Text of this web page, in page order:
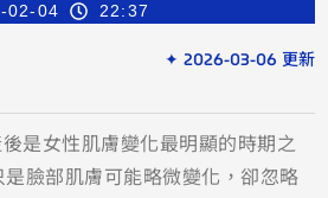
02-04 22:37
✦ 2026-03-06 更新
是女性肌膚變化最明顯的時期之
臉部肌膚可能略微變化，卻忽略